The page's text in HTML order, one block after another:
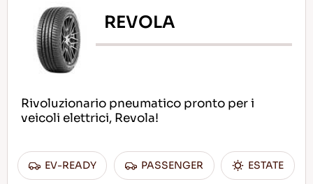
REVOLA
Rivoluzionario pneumatico pronto per i
veicoli elettrici, Revola!
EV-READY PASSENGER ESTATE